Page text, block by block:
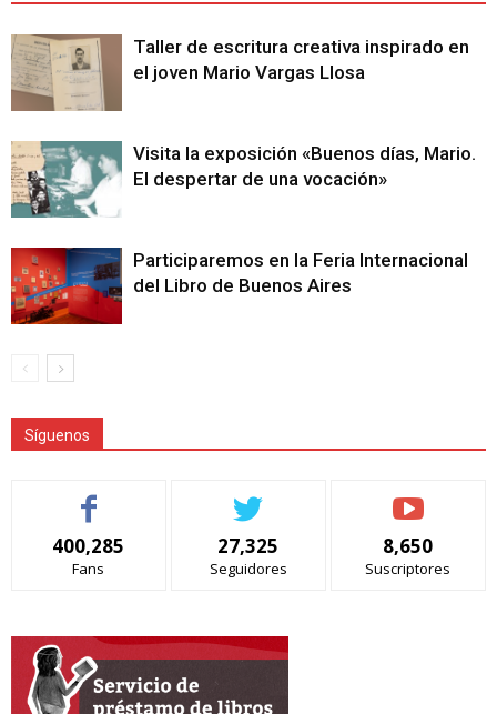
Taller de escritura creativa inspirado en
el joven Mario Vargas Llosa
Visita la exposición «Buenos días, Mario.
El despertar de una vocación»
Participaremos en la Feria Internacional
del Libro de Buenos Aires
Síguenos
400,285
Fans
27,325
Seguidores
8,650
Suscriptores